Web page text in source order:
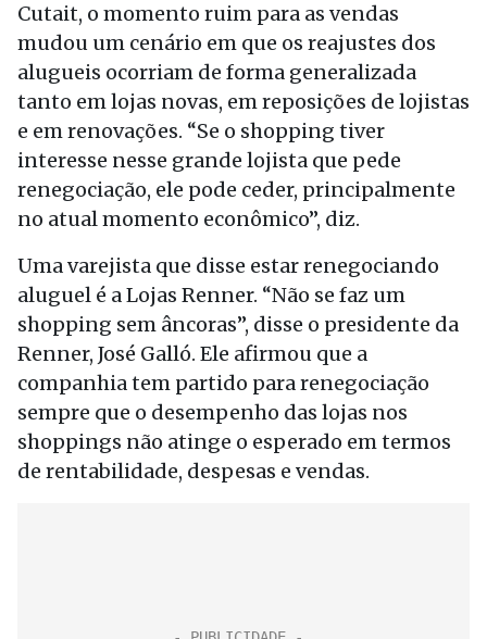
Cutait, o momento ruim para as vendas
mudou um cenário em que os reajustes dos
alugueis ocorriam de forma generalizada
tanto em lojas novas, em reposições de lojistas
e em renovações. “Se o shopping tiver
interesse nesse grande lojista que pede
renegociação, ele pode ceder, principalmente
no atual momento econômico”, diz.
Uma varejista que disse estar renegociando
aluguel é a Lojas Renner. “Não se faz um
shopping sem âncoras”, disse o presidente da
Renner, José Galló. Ele afirmou que a
companhia tem partido para renegociação
sempre que o desempenho das lojas nos
shoppings não atinge o esperado em termos
de rentabilidade, despesas e vendas.